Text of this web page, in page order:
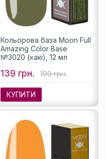
Кольорова база Moon Full
Amazing Color Base
№3020 (хакі), 12 мл
139 грн. 199 грн.
КУПИТИ